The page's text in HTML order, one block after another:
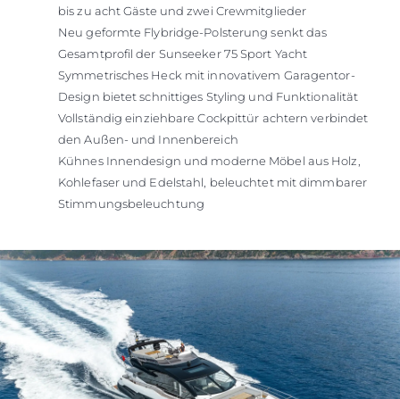
bis zu acht Gäste und zwei Crewmitglieder
Neu geformte Flybridge-Polsterung senkt das
Gesamtprofil der Sunseeker 75 Sport Yacht
Symmetrisches Heck mit innovativem Garagentor-
Design bietet schnittiges Styling und Funktionalität
Vollständig einziehbare Cockpittür achtern verbindet
den Außen- und Innenbereich
Kühnes Innendesign und moderne Möbel aus Holz,
Kohlefaser und Edelstahl, beleuchtet mit dimmbarer
Stimmungsbeleuchtung